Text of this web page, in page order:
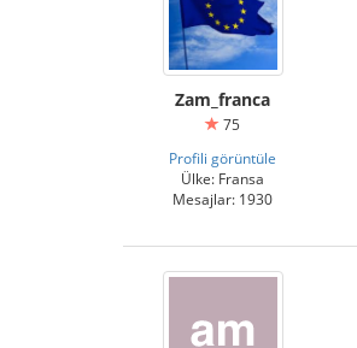
Zam_franca
75
Profili görüntüle
Ülke: Fransa
Mesajlar: 1930